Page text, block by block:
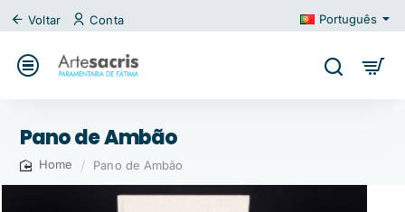
Voltar Conta Português
Pano de Ambão
Pano de Ambão